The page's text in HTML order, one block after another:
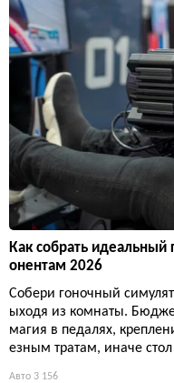
Как собрать
онентам 2026
Собери гоночный
ыходя из комнаты.
магия в педалях,
езным тратам, иначе стол
Авто 3 156